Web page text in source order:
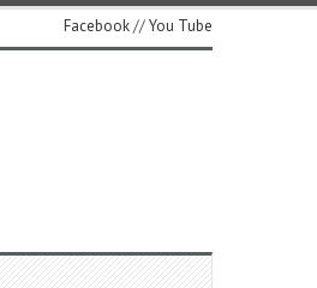
Facebook//You Tube